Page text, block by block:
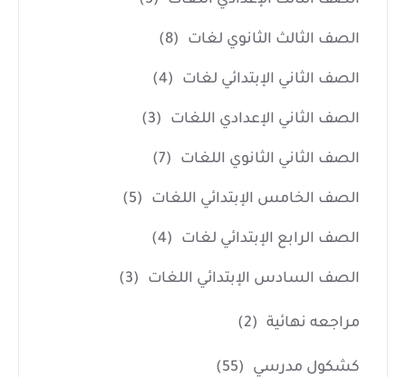
الصف الثالث الثانوي لغات (8)
الصف الثاني الإبتدائي لغات (4)
الصف الثاني الإعدادي اللغات (3)
الصف الثاني الثانوي اللغات (7)
الصف الخامس الإبتدائي اللغات (5)
الصف الرابع الإبتدائي لغات (4)
الصف السادس الإبتدائي اللغات (3)
مراجعه نهائية (2)
كشكول مدرسي (55)